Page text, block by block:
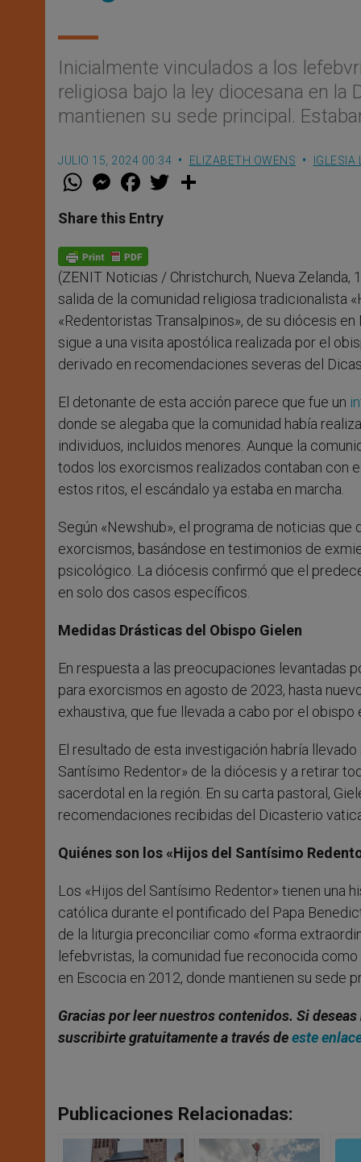
Inicialmente vinculados a los
religiosa bajo la ley diocesana en la
mantienen su sede principal.
JULIO 15, 2024 00:34 ELIZABETH OWENS IGLESIA
W
t
s
p
p
M
e
s
e
g
e
r
F
a
e
b
o
k
w
Share this Entry
(ZENIT Noticias / Christchurch, Nueva Zelanda,
salida de la comunidad religiosa tradicionalista
«Redentoristas Transalpinos», de su diócesis
sigue a una visita apostólica realizada por el
derivado en recomendaciones severas del
El detonante de esta acción parece que fue un
donde se alegaba que la comunidad había
individuos, incluidos menores. Aunque la
todos los exorcismos realizados contaban con
estos ritos, el escándalo ya estaba en marcha.
Según «Newshub», el programa de noticias
exorcismos, basándose en testimonios de
psicológico. La diócesis confirmó que el
en solo dos casos específicos.
Medidas Drásticas del Obispo Gielen
En respuesta a las preocupaciones levantadas
para exorcismos en agosto de 2023, hasta
exhaustiva, que fue llevada a cabo por el
El resultado de esta investigación habría
Santísimo Redentor» de la diócesis y a retirar
sacerdotal en la región. En su carta pastoral,
recomendaciones recibidas del Dicasterio
Quiénes son los «Hijos del Santísimo
Los «Hijos del Santísimo Redentor» tienen una
católica durante el pontificado del Papa
de la liturgia preconciliar como «forma
lefebvristas, la comunidad fue reconocida
en Escocia en 2012, donde mantienen su sede
Gracias por leer nuestros contenidos. Si
suscribirte gratuitamente a través deeste
Publicaciones Relacionadas: